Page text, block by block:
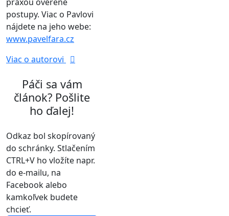
postupy. Viac o Pavlovi
nájdete na jeho webe:
www.pavelfara.cz
Viac o autorovi
Páči sa vám
článok? Pošlite
ho ďalej!
Odkaz bol skopírovaný
do schránky. Stlačením
CTRL+V ho vložíte napr.
do e-mailu, na
Facebook alebo
kamkoľvek budete
chcieť.